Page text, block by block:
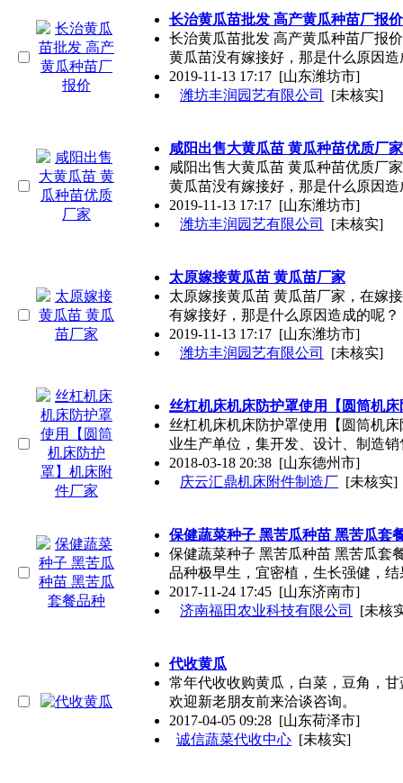
长治黄瓜苗批发 高产黄瓜种苗厂报价
长治黄瓜苗批发 高产黄瓜种苗厂报
黄瓜苗没有嫁接好，那是什么原因造
2019-11-13 17:17 [山东潍坊市]
潍坊丰润园艺有限公司
[未核实]
咸阳出售大黄瓜苗 黄瓜种苗优质厂家
咸阳出售大黄瓜苗 黄瓜种苗优质厂
黄瓜苗没有嫁接好，那是什么原因造
2019-11-13 17:17 [山东潍坊市]
潍坊丰润园艺有限公司
[未核实]
太原嫁接黄瓜苗 黄瓜苗厂家
太原嫁接黄瓜苗 黄瓜苗厂家，在嫁
有嫁接好，那是什么原因造成的呢？
2019-11-13 17:17 [山东潍坊市]
潍坊丰润园艺有限公司
[未核实]
丝杠机床机床防护罩使用【圆筒机
丝杠机床机床防护罩使用【圆筒机
业生产单位，集开发、设计、制造销
2018-03-18 20:38 [山东德州市]
庆云汇鼎机床附件制造厂 [未核实]
保健蔬菜种子 黑苦瓜种苗 黑苦瓜套
保健蔬菜种子 黑苦瓜种苗 黑苦瓜套
品种极早生，宜密植，生长强健，结
2017-11-24 17:45 [山东济南市]
济南福田农业科技有限公司
[未核
代收黄瓜
常年代收收购黄瓜，白菜，豆角，
欢迎新老朋友前来洽谈咨询。
2017-04-05 09:28 [山东荷泽市]
诚信蔬菜代收中心 [未核实]